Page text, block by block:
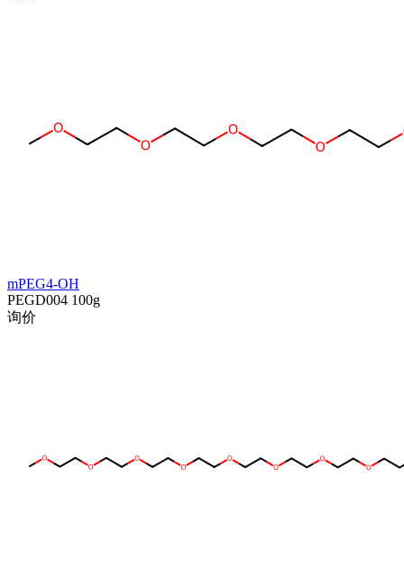
mPEG4-OH
PEGD004 100g
询价